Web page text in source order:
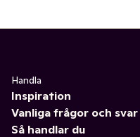
Handla
Inspiration
Vanliga frågor och svar
Så handlar du